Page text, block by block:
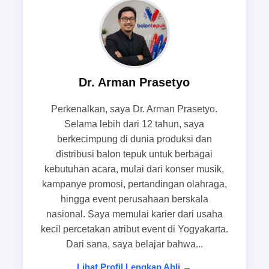
kebutuhan utamanya biasanya sama: acara harus
terlihat kompak, meriah, dan mudah diingat.
Balon tepuk custom depokbukan hanya alat
cheering, tetapi juga bagian dari branding acara
banyak tim memilih balon tepuk custom full color
depok dari balontepuk.net sebagai opsi yang
lebih siap pakai untuk kebutuhan promosi yang
menuntut visibilitas tinggi.
Peran visual sorak dalam kampanye
brand, grand opening, dan event
sekolah
Dalam kampanye brand, visual sorak berfungsi
Dr. Arman Prasetyo
Perkenalkan, saya Dr. Arman Prasetyo.
Selama lebih dari 12 tahun, saya
berkecimpung di dunia produksi dan
distribusi balon tepuk untuk berbagai
kebutuhan acara, mulai dari konser musik,
kampanye promosi, pertandingan olahraga,
hingga event perusahaan berskala
nasional. Saya memulai karier dari usaha
kecil percetakan atribut event di Yogyakarta.
Dari sana, saya belajar bahwa...
Lihat Profil Lengkap Ahli →